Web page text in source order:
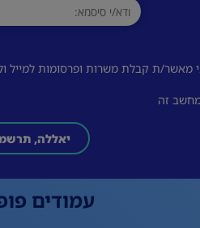
מאשר/ת קבלת משרות ופרסומות למייל
זה
יאללה,
עמודים